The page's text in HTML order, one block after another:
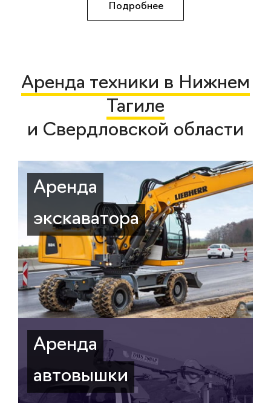
Подробнее
Аренда техники в Нижнем
Тагиле
и Свердловской области
Аренда
экскаватора
Аренда
автовышки